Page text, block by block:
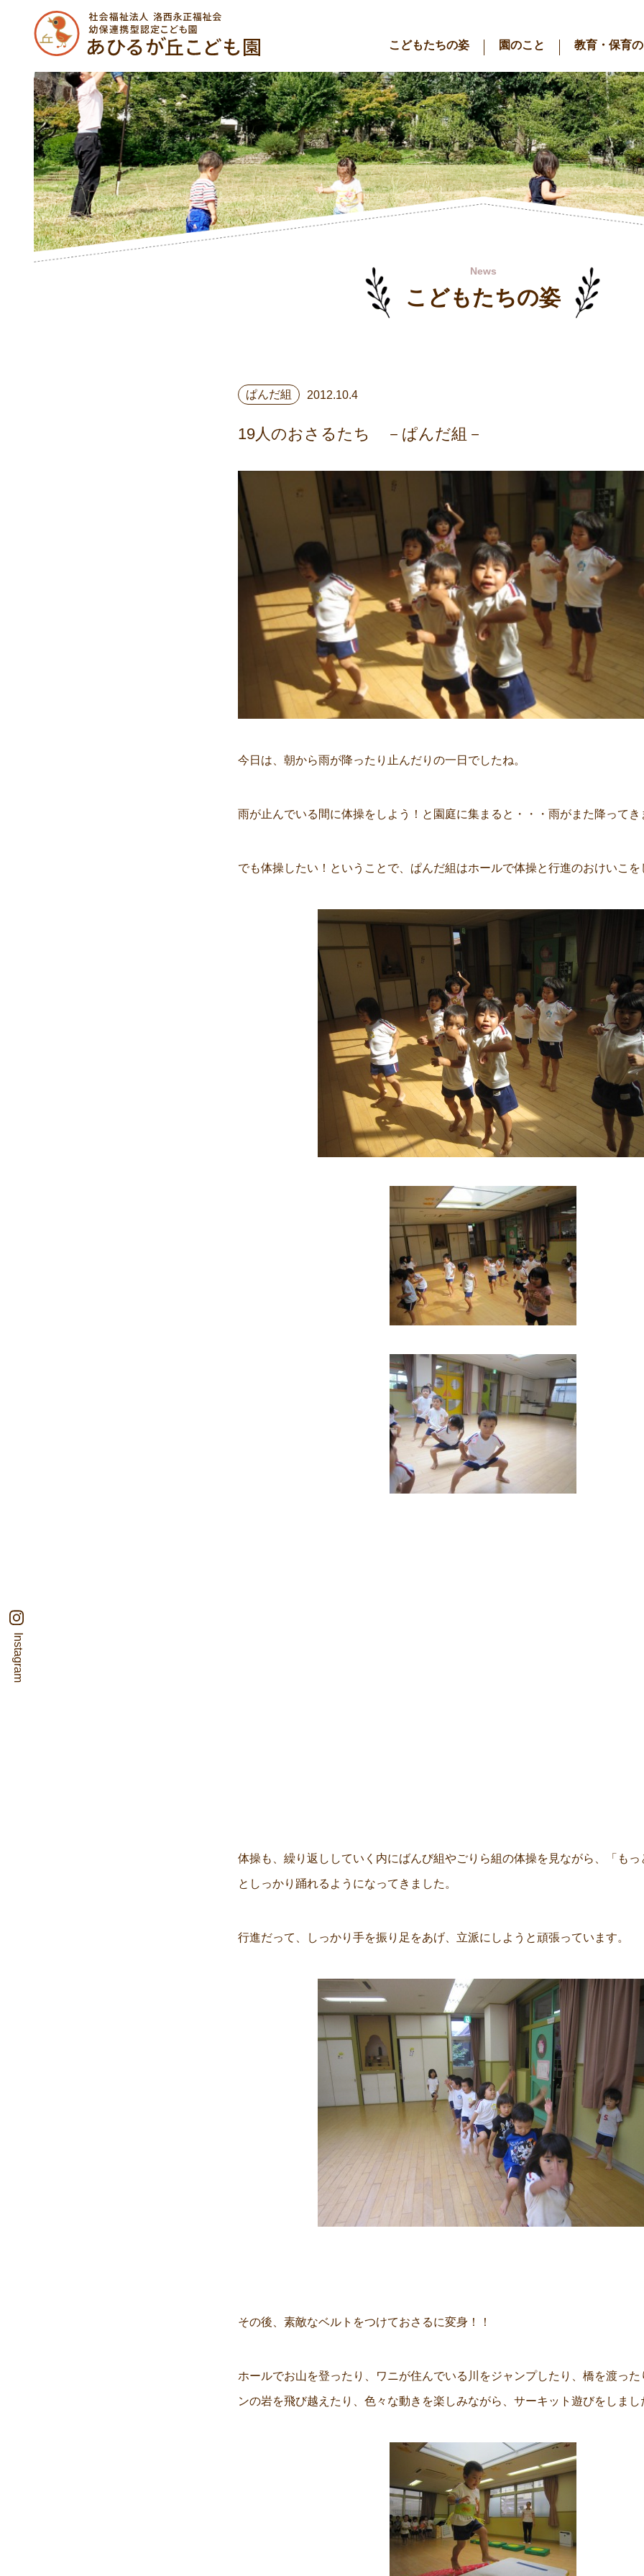
Instagram
こどもたちの姿 園のこと 教育・保育
News
こどもたちの姿
ぱんだ組 2012.10.4
19人のおさるたち －ぱんだ組－
今日は、朝から雨が降ったり止んだりの一日でしたね。
雨が止んでいる間に体操をしよう！と園庭に集まると・・・雨がまた降ってき
でも体操したい！ということで、ぱんだ組はホールで体操と行進のおけいこを
体操も、繰り返ししていく内にばんび組やごりら組の体操を見ながら、「もっ
としっかり踊れるようになってきました。
行進だって、しっかり手を振り足をあげ、立派にしようと頑張っています。
その後、素敵なベルトをつけておさるに変身！！
ホールでお山を登ったり、ワニが住んでいる川をジャンプしたり、橋を渡った
ンの岩を飛び越えたり、色々な動きを楽しみながら、サーキット遊びをしまし